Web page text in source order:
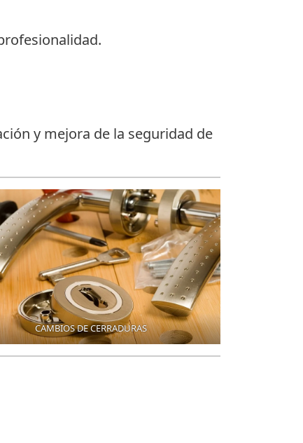
y mejora de la seguridad de
CAMBIOS DE CERRADURAS